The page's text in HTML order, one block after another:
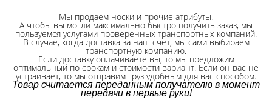
Мы продаем носки и прочие атрибуты.
А чтобы вы могли максимально быстро получить заказ, мы
пользуемся услугами проверенных транспортных компаний.
В случае, когда доставка за наш счет, мы сами выбираем
транспортную компанию.
Если доставку оплачиваете вы, то мы предложим
оптимальный по срокам и стоимости вариант. Если он вас не
устраивает, то мы отправим груз удобным для вас способом.
Товар считается переданным получателю в момент
передачи в первые руки!